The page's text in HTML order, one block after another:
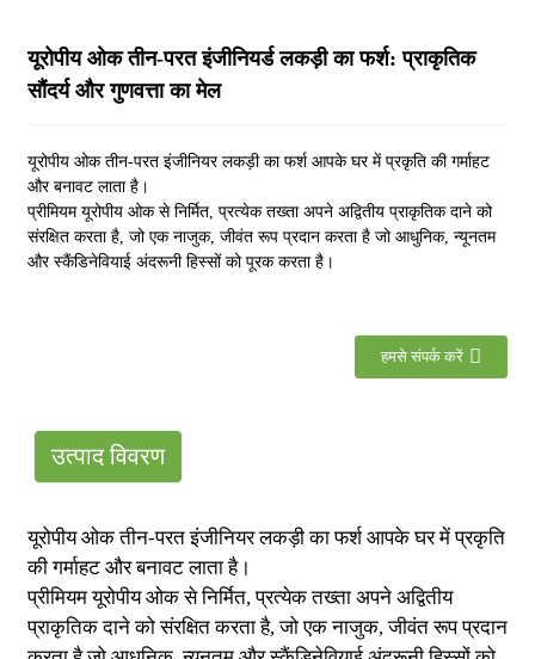
यूरोपीय ओक तीन-परत इंजीनियर्ड लकड़ी का फर्श: प्राकृतिक
सौंदर्य और गुणवत्ता का मेल
यूरोपीय ओक तीन-परत इंजीनियर लकड़ी का फर्श आपके घर में प्रकृति की गर्माहट
और बनावट लाता है।
प्रीमियम यूरोपीय ओक से निर्मित, प्रत्येक तख्ता अपने अद्वितीय प्राकृतिक दाने को
संरक्षित करता है, जो एक नाजुक, जीवंत रूप प्रदान करता है जो आधुनिक, न्यूनतम
और स्कैंडिनेवियाई अंदरूनी हिस्सों को पूरक करता है।
हमसे संपर्क करें
उत्पाद विवरण
यूरोपीय ओक तीन-परत इंजीनियर लकड़ी का फर्श आपके घर में प्रकृति
की गर्माहट और बनावट लाता है।
प्रीमियम यूरोपीय ओक से निर्मित, प्रत्येक तख्ता अपने अद्वितीय
प्राकृतिक दाने को संरक्षित करता है, जो एक नाजुक, जीवंत रूप प्रदान